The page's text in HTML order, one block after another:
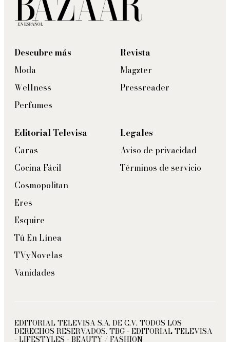
Descubre más
Moda
Wellness
Perfumes
Revista
Magzter
Pressreader
Editorial Televisa
Caras
Cocina Fácil
Cosmopolitan
Eres
Esquire
Tú En Línea
TVyNovelas
Vanidades
Legales
Aviso de privacidad
Términos de servicio
EDITORIAL TELEVISA S.A. DE C.V. TODOS LOS
DERECHOS RESERVADOS. TBG - EDITORIAL TELEVISA
- LIFESTYLES - BEAUTY / FASHION